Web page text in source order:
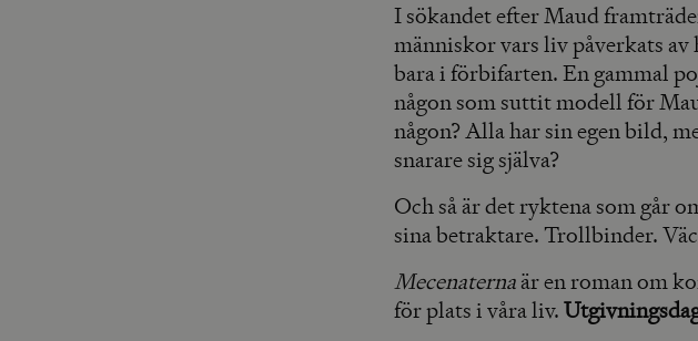
I sökandet efter Maud
människor vars liv påverkats av
bara i förbifarten. En gammal
någon som suttit modell för
någon? Alla har sin egen bild,
snarare sig själva?
Och så är det ryktena som går
sina betraktare. Trollbinder.
Mecenaternaär en roman om
för plats i våra liv.